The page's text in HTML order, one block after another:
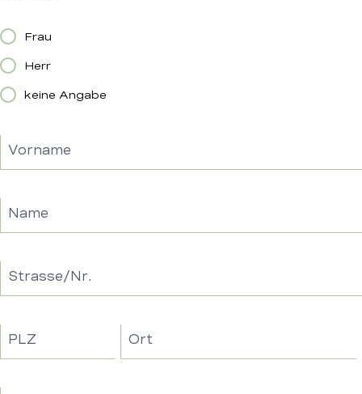
Frau
Herr
keine Angabe
Vorname
Name
Strasse/Nr.
PLZ Ort